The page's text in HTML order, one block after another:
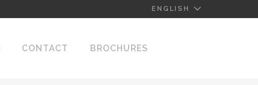
ENGLISH
CONTACT BROCHURES